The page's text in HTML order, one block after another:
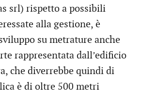
srl) rispetto a possibili
alla gestione, è
su metrature anche
rappresentata dall’edificio
che diverrebbe quindi di
è di oltre 500 metri